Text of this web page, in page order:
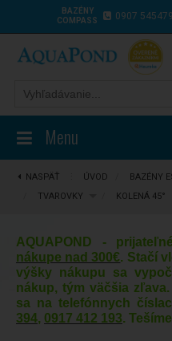
BAZÉNY
COMPASS
0907 545479
Menu
NASPÄŤ ÚVOD BAZÉNY
TVAROVKY KOLENÁ 45°
AQUAPOND -
nákupe nad 300€. Stačí
výšky nákupu sa
nákup, tým väčšia
sa na telefónnych
394, 0917 412 193.